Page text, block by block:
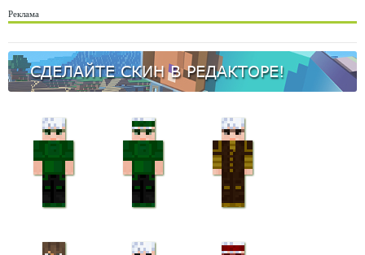
Реклама
СДЕЛАЙТЕ СКИН В РЕДАКТОРЕ!